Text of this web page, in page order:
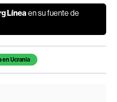
Línea en su fuente de
en Ucrania